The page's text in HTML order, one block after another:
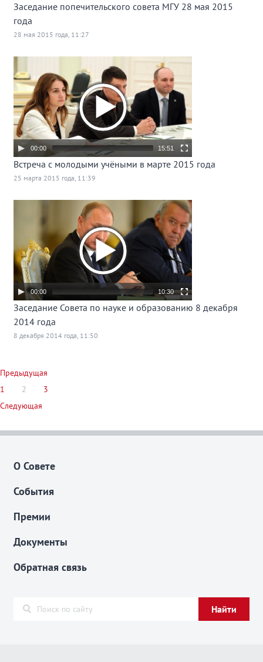
Заседание попечительского совета МГУ 28 мая 2015
года
28 мая 2015 года, 11:27
00:00 15:51
Встреча с молодыми учёными в марте 2015 года
25 марта 2015 года, 11:39
00:00 10:30
Заседание Совета по науке и образованию 8 декабря
2014 года
8 декабря 2014 года, 11:50
Предыдущая
1
2
3
Следующая
О Совете
События
Премии
Документы
Обратная связь
Найти